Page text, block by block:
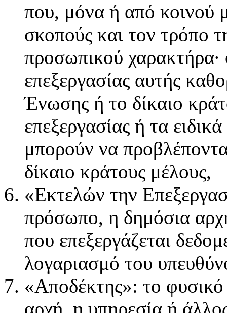
που, μόνα ή από κοινού
σκοπούς και τον τρόπο
προσωπικού χαρακτήρα·
επεξεργασίας αυτής
Ένωσης ή το δίκαιο
επεξεργασίας ή τα
μπορούν να
δίκαιο κράτους μέλους,
«Εκτελών την
πρόσωπο, η δημόσια
που επεξεργάζεται
λογαριασμό του
«Αποδέκτης»: το